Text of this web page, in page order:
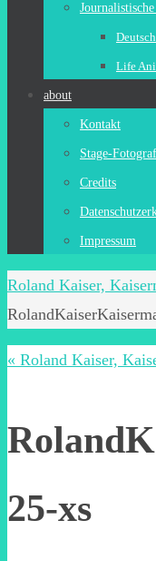
Life
about
Kontakt
Stage-
Credits
Impressum
Start
Roland Kaiser,
« Roland Kaiser,
25-xs